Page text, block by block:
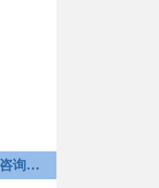
信息公开咨询指南